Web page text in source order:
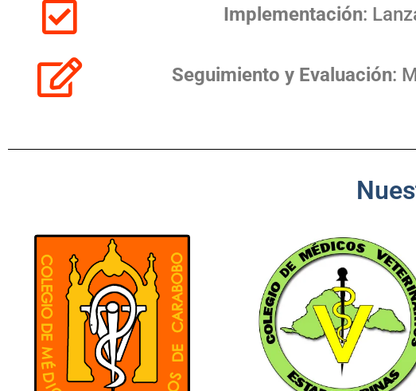
Implementación:
Seguimiento y Evaluación: